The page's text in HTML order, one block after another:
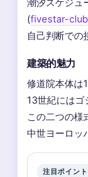
潮汐スケジュ
(fivestar-club
自己判断での
建築的魅力
修道院本体は
13世紀には
この二つの様
中世ヨーロッ
注目ポイント